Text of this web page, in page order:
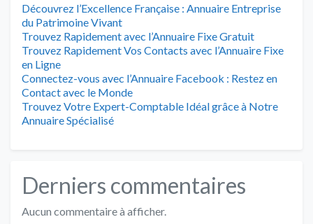
Découvrez l’Excellence Française : Annuaire Entreprise
du Patrimoine Vivant
Trouvez Rapidement avec l’Annuaire Fixe Gratuit
Trouvez Rapidement Vos Contacts avec l’Annuaire Fixe
en Ligne
Connectez-vous avec l’Annuaire Facebook : Restez en
Contact avec le Monde
Trouvez Votre Expert-Comptable Idéal grâce à Notre
Annuaire Spécialisé
Derniers commentaires
Aucun commentaire à afficher.